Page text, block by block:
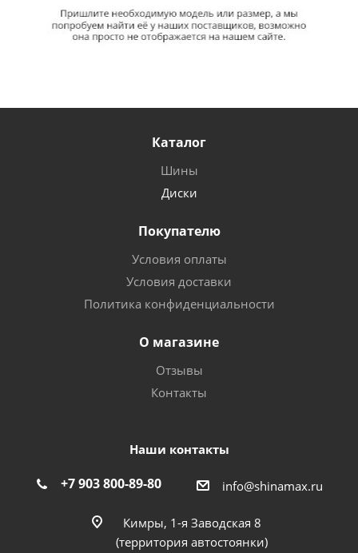
Каталог
Шины
Диски
Покупателю
Условия оплаты
Условия доставки
Политика конфиденциальности
О магазине
Отзывы
Контакты
Наши контакты
+7 903 800-89-80 info@shinamax.ru
Кимры, 1-я Заводская 8
(территория автостоянки)